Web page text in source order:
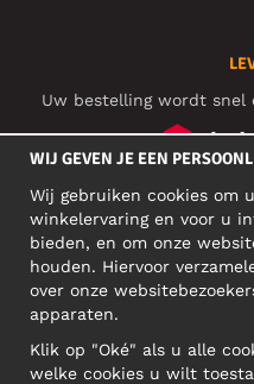
Uw bestelling wordt snel
Narva mnt 5,
WIJ GEVEN JE EEN
Wij gebruiken cookies om
winkelervaring en voor u
bieden, en om onze
houden. Hiervoor
over onze
apparaten.
Klik op "Oké" als u alle
welke cookies u wilt